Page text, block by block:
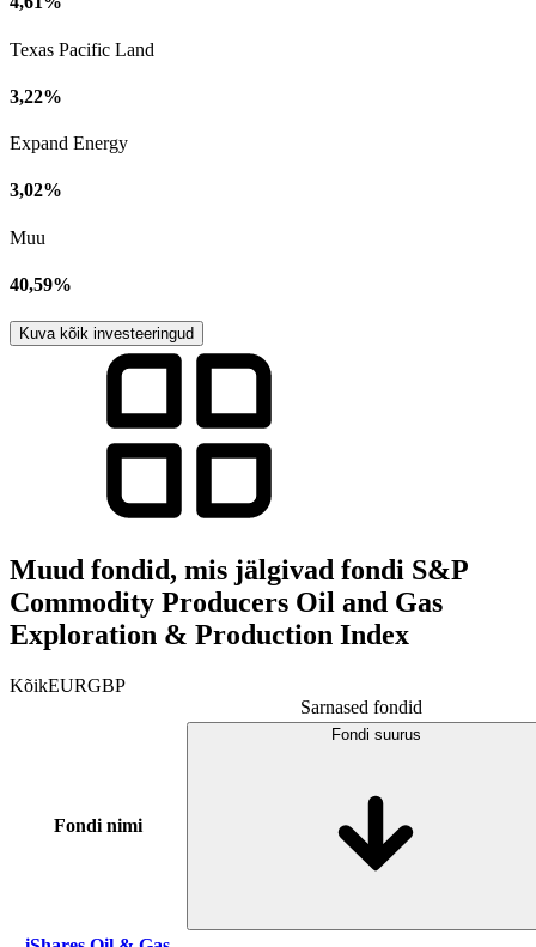
Texas Pacific Land
3,22%
Expand Energy
3,02%
Muu
40,59%
Kuva kõik investeeringud
Muud fondid, mis jälgivad fondi S&P
Commodity Producers Oil and Gas
Exploration & Production Index
KõikEURGBP
Sarnased fondid
Fondi nimi
Fondi suurus